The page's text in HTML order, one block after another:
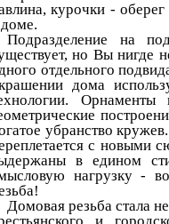
курочки -
Подразделение на
но Вы нигде
отдельного
дома
убранство
с новыми
в едином
нагрузку -
Домовая резьба стала